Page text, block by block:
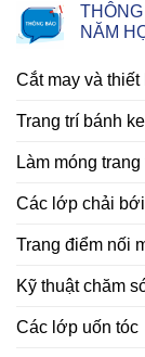
NĂM
Cắt may và
Trang trí bánh
Làm móng
Các lớp chải
Trang điểm nối
Kỹ thuật chăm
Các lớp uốn tóc